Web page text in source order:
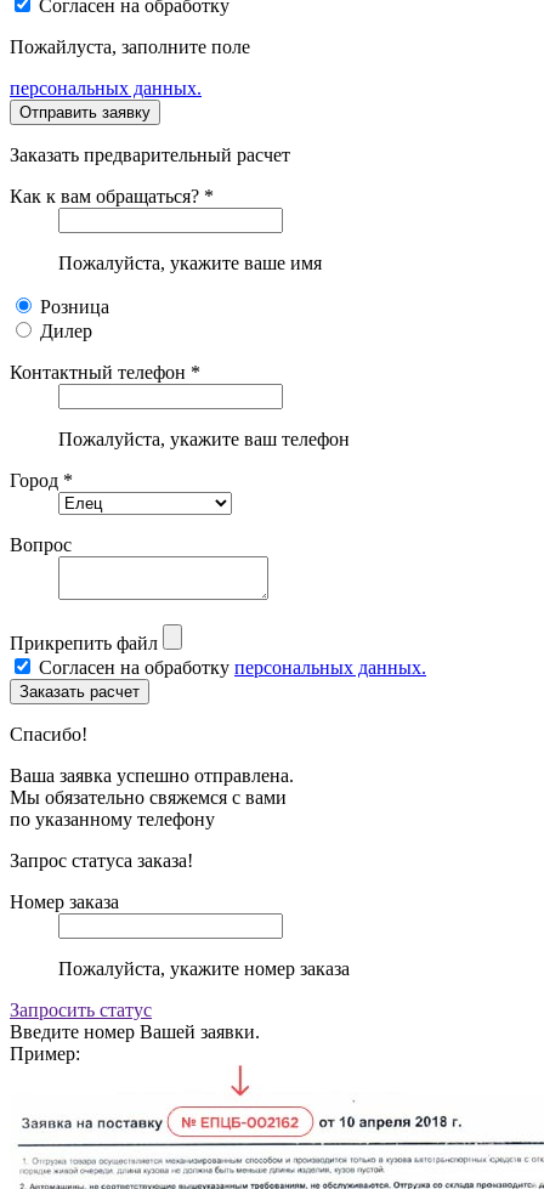
Согласен на обработку
Пожайлуста, заполните поле
персональных данных.
Заказать предварительный расчет
Как к вам обращаться? *
Пожалуйста, укажите ваше имя
Розница
Дилер
Контактный телефон *
Пожалуйста, укажите ваш телефон
Город *
Вопрос
Прикрепить файл
Согласен на обработку персональных данных.
Спасибо!
Ваша заявка успешно отправлена.
Мы обязательно свяжемся с вами
по указанному телефону
Запрос статуса заказа!
Номер заказа
Пожалуйста, укажите номер заказа
Запросить статус
Введите номер Вашей заявки.
Пример: